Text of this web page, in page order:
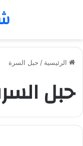
الرئيسية / حبل السرة
حبل